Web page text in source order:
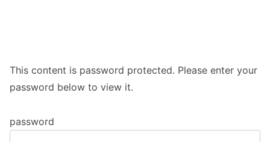
This content is password protected. Please enter your
password below to view it.
password